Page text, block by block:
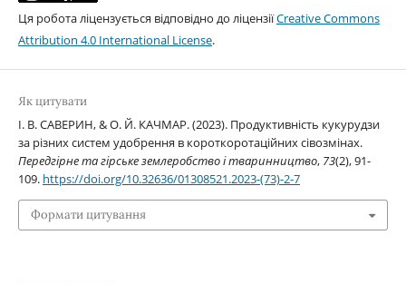
Ця робота ліцензується відповідно до ліцензіїCreative Commons
Attribution 4.0 International License.
Як цитувати
І. В. САВЕРИН, & О. Й. КАЧМАР. (2023). Продуктивність кукурудзи
за різних систем удобрення в короткоротаційних сівозмінах.
Передгірне та гірське землеробство і тваринництво, 73(2), 91-
109. https://doi.org/10.32636/01308521.2023-(73)-2-7
Формати цитування